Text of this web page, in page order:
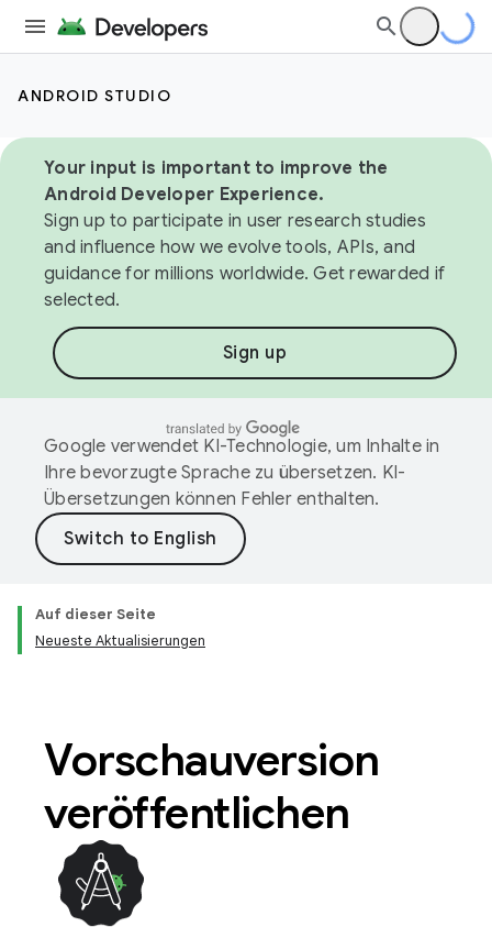
ANDROID STUDIO
Your input is important to improve the
Android Developer Experience.
Sign up to participate in user research studies
and influence how we evolve tools, APIs, and
guidance for millions worldwide. Get rewarded if
selected.
Sign up
Google verwendet KI-Technologie, um Inhalte in
Ihre bevorzugte Sprache zu übersetzen. KI-
Übersetzungen können Fehler enthalten.
Auf dieser Seite
Neueste Aktualisierungen
Vorschauversion
veröffentlichen